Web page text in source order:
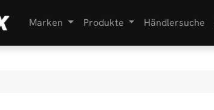
Marken Produkte Händlersuche